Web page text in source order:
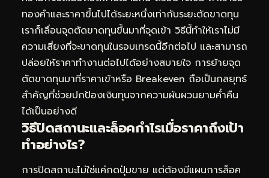
ทองคำและราคาขึ้นไปได้ระยะหนึ่งเท่ากับระยะตัดขาดทุน
เราก็เลื่อนจุดตัดขาดทุนขึ้นมาที่จุดเข้า วิธีนี้ทำให้เราไม่มี
ความเสี่ยงที่จะขาดทุนในรอบเทรดนี้อีกต่อไป และสามารถ
ปล่อยให้ราคาทำงานต่อไปได้อย่างสบายใจ การย้ายจุด
ตัดขาดทุนมาที่ราคาเข้าหรือ Breakeven ถือเป็นกลยุทธ์
สำคัญที่ช่วยปกป้องเงินทุนจากความผันผวนยามค่ำคืน
ได้เป็นอย่างดี
วิธีปิดสถานะและล็อคกำไรเมื่อราคาถึงเป้า
ทำอย่างไร?
การปิดสถานะไม่ใช่แค่กดปุ่มขาย แต่ต้องมีแผนการล็อค